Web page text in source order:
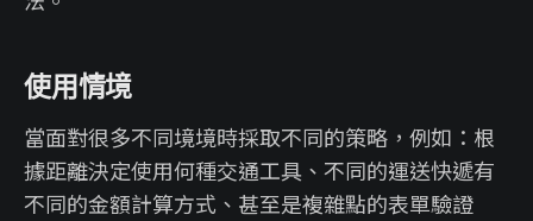
使用情境
當面對很多不同境境時採取不同的策略，例如：根
據距離決定使用何種交通工具、不同的運送快遞有
不同的金額計算方式、甚至是複雜點的表單驗證